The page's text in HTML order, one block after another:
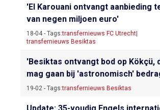
'El Karouani ontvangt aanbieding
van negen miljoen euro'
18-04 - Tags:transfernieuws FC Utrecht
transfernieuws Besiktas
'Besiktas ontvangt bod op Kökçü,
mag gaan bij 'astronomisch'
19-02 - Tags:transfernieuws Besiktas